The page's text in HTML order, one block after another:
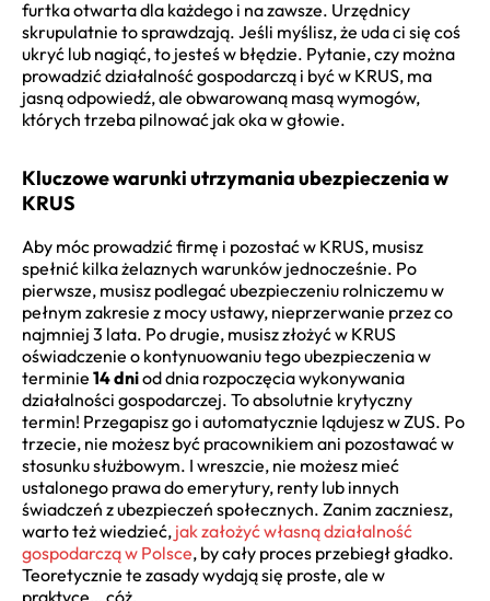
furtka otwarta dla każdego i na zawsze. Urzędnicy
skrupulatnie to sprawdzają. Jeśli myślisz, że uda ci się coś
ukryć lub nagiąć, to jesteś w błędzie. Pytanie, czy można
prowadzić działalność gospodarczą i być w KRUS, ma
jasną odpowiedź, ale obwarowaną masą wymogów,
których trzeba pilnować jak oka w głowie.
Kluczowe warunki utrzymania ubezpieczenia w
KRUS
Aby móc prowadzić firmę i pozostać w KRUS, musisz
spełnić kilka żelaznych warunków jednocześnie. Po
pierwsze, musisz podlegać ubezpieczeniu rolniczemu w
pełnym zakresie z mocy ustawy, nieprzerwanie przez co
najmniej 3 lata. Po drugie, musisz złożyć w KRUS
oświadczenie o kontynuowaniu tego ubezpieczenia w
terminie 14 dniod dnia rozpoczęcia wykonywania
działalności gospodarczej. To absolutnie krytyczny
termin! Przegapisz go i automatycznie lądujesz w ZUS. Po
trzecie, nie możesz być pracownikiem ani pozostawać w
stosunku służbowym. I wreszcie, nie możesz mieć
ustalonego prawa do emerytury, renty lub innych
świadczeń z ubezpieczeń społecznych. Zanim zaczniesz,
warto też wiedzieć, jak założyć własną działalność
gospodarczą w Polsce, by cały proces przebiegł gładko.
Teoretycznie te zasady wydają się proste, ale w
praktyce… cóż.